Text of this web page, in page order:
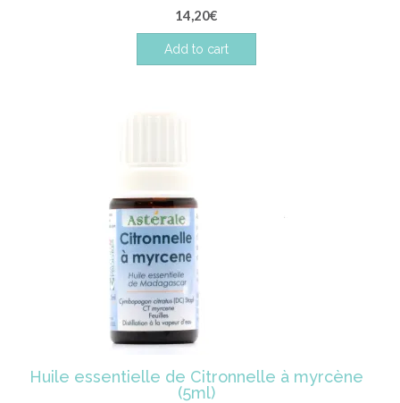
14,20€
Add to cart
Huile essentielle de Citronnelle à myrcène
(5ml)